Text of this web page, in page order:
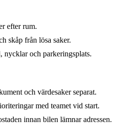
efter rum.
skåp från lösa saker.
nycklar och parkeringsplats.
och värdesaker separat.
med teamet vid start.
innan bilen lämnar adressen.